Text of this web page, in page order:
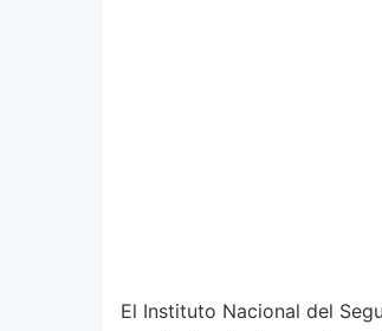
El Instituto Nacional del